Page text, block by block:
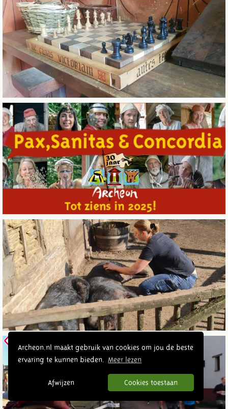
Archeon.nl maakt gebruik van cookies om jou de beste
ervaring te kunnen bieden.
Meer lezen
Afwijzen Cookies toestaan